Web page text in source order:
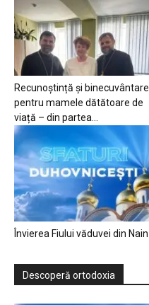
Recunoștință și binecuvântare
pentru mamele dătătoare de
viață – din partea...
Învierea Fiului văduvei din Nain
Descoperă ortodoxia